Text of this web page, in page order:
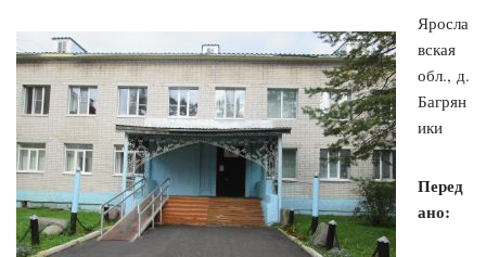
Яросла
вская
обл., д.
Багрян
ики
Перед
ано: